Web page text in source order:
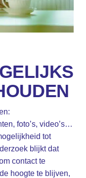
foto’s, video’s…
tot
blijkt dat
contact te
hoogte te blijven,